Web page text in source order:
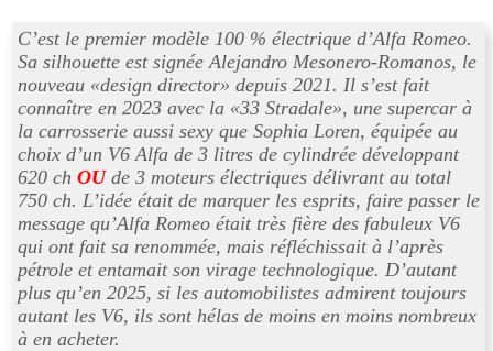
C’est le premier modèle 100 % électrique d’Alfa Romeo.
Sa silhouette est signée Alejandro Mesonero-Romanos, le
nouveau «design director» depuis 2021. Il s’est fait
connaître en 2023 avec la «33 Stradale», une supercar à
la carrosserie aussi sexy que Sophia Loren, équipée au
choix d’un V6 Alfa de 3 litres de cylindrée développant
620 ch OUde 3 moteurs électriques délivrant au total
750 ch. L’idée était de marquer les esprits, faire passer le
message qu’Alfa Romeo était très fière des fabuleux V6
qui ont fait sa renommée, mais réfléchissait à l’après
pétrole et entamait son virage technologique. D’autant
plus qu’en 2025, si les automobilistes admirent toujours
autant les V6, ils sont hélas de moins en moins nombreux
à en acheter.